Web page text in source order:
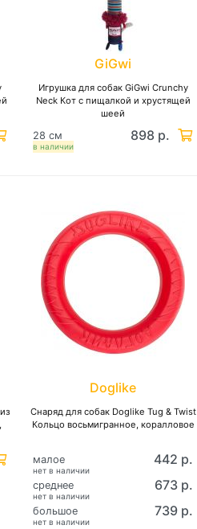
GiGwi
Игрушка для собак GiGwi Crunchy
Neck Кот с пищалкой и хрустящей
шеей
в наличии
28 см 898 р.
Doglike
Снаряд для собак Doglike Tug & Twist
Кольцо восьмигранное, коралловое
нет в наличии
малое 442 р.
нет в наличии
среднее 673 р.
нет в наличии
большое 739 р.